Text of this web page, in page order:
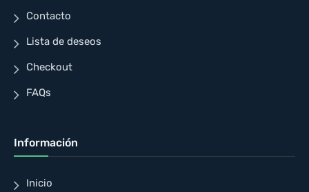
Contacto
Lista de deseos
Checkout
FAQs
Información
Inicio